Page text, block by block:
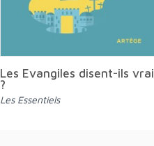
Les Evangiles disent-ils vrai
?
Les Essentiels